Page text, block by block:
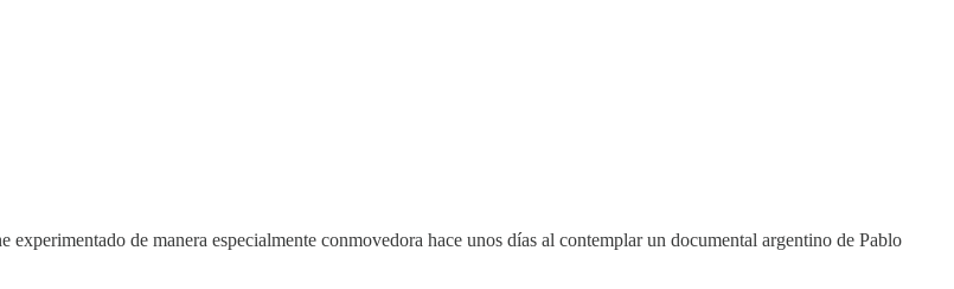
de manera especialmente conmovedora hace unos días al contemplar un documental argentino de Pablo